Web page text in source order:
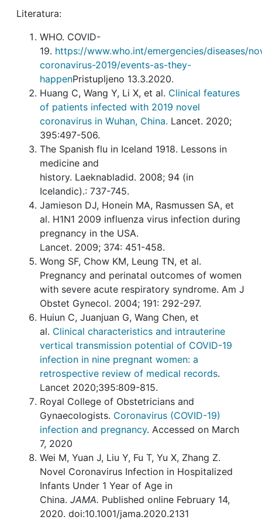
Literatura:
WHO. COVID-
19. https://www.who.int/emergencies/diseases/
coronavirus-2019/events-as-they-
happenPristupljeno 13.3.2020.
Huang C, Wang Y, Li X, et al. Clinical features
of patients infected with 2019 novel
coronavirus in Wuhan, China. Lancet. 2020;
395:497-506.
The Spanish flu in Iceland 1918. Lessons in
medicine and
history. Laeknabladid. 2008; 94 (in
Icelandic).: 737-745.
Jamieson DJ, Honein MA, Rasmussen SA, et
al. H1N1 2009 influenza virus infection during
pregnancy in the USA.
Lancet. 2009; 374: 451-458.
Wong SF, Chow KM, Leung TN, et al.
Pregnancy and perinatal outcomes of women
with severe acute respiratory syndrome. Am J
Obstet Gynecol. 2004; 191: 292-297.
Huiun C, Juanjuan G, Wang Chen, et
al. Clinical characteristics and intrauterine
vertical transmission potential of COVID-19
infection in nine pregnant women: a
retrospective review of medical records.
Lancet 2020;395:809-815.
Royal College of Obstetricians and
Gynaecologists. Coronavirus (COVID-19)
infection and pregnancy. Accessed on March
7, 2020
Wei M, Yuan J, Liu Y, Fu T, Yu X, Zhang Z.
Novel Coronavirus Infection in Hospitalized
Infants Under 1 Year of Age in
China. JAMA. Published online February 14,
2020. doi:10.1001/jama.2020.2131